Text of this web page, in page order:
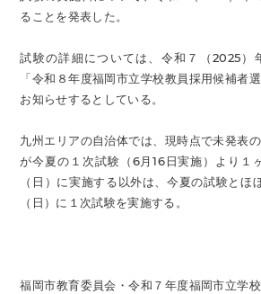
ることを発表した。
試験の詳細については、令和７（2025）
「令和８年度福岡市立学校教員採用候補者
お知らせするとしている。
九州エリアの自治体では、現時点で未発表
が今夏の１次試験（6月16日実施）より１
（日）に実施する以外は、今夏の試験とほ
（日）に１次試験を実施する。
福岡市教育委員会・令和７年度福岡市立学